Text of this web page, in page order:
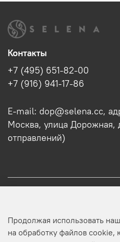
Оптовикам
Контакты
+7 (495) 651-82-00
+7 (916) 941-17-86
E-mail: dop@selena.cc,
Москва, улица Дорожная,
отправлений)
Продолжая использовать
на обработку файлов cookie,